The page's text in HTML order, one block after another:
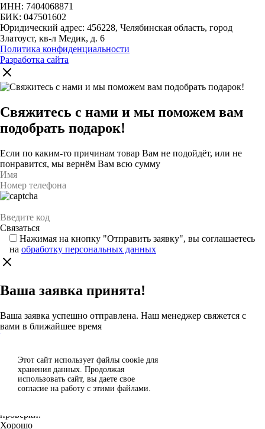
ИНН: 7404068871
БИК: 047501602
Юридический адрес: 456228, Челябинская область, город
Златоуст, кв-л Медик, д. 6
Политика конфиденциальности
Разработка сайта
Свяжитесь с нами и мы поможем вам
подобрать подарок!
Если по каким-то причинам товар Вам не подойдёт, или не
понравится, мы вернём Вам всю сумму
Нажимая на кнопку "Отправить заявку", вы соглашаетесь
на обработку персональных данных
Ваша заявка принята!
Ваша заявка успешно отправлена. Наш менеджер свяжется с
вами в ближайшее время
Каталог
Спасибо за отзыв!
проверки.
Хорошо
Этот сайт использует файлы сoокіе для
хранения данных. Продолжая
использовать сайт, вы даете свое
согласие на работу с этими файлами.